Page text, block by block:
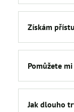
Získám
Pomůžete
Jak dlouho